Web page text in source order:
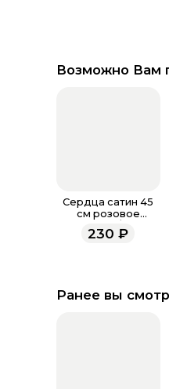
Возможно Вам
Сердца сатин 45
см розовое
230 ₽
Ранее вы